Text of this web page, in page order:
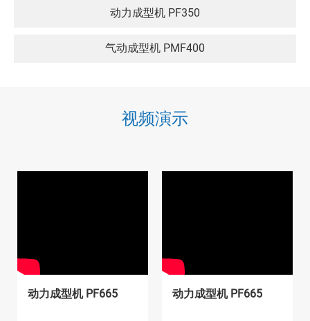
动力成型机 PF350
气动成型机 PMF400
视频演示
动力成型机 PF665 动力成型机 PF665